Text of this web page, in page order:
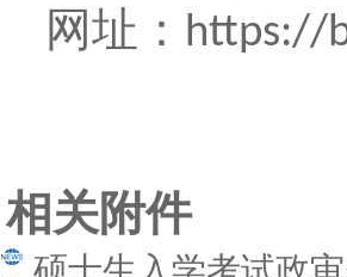
网址： https://
相关附件
硕士生入学考试政